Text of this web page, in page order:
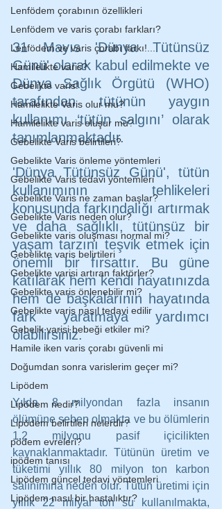
Lenfödem çorabının özellikleri
Lenfödem ve varis çorabı farkları?
Lenfödem ve varis çorabı farkı!...
Hamilelikte varis?
Gebelikte varis!
Hamilelikte Varis olur mu?
Hamilelikte varis oluşur mu?
Gebelikte Varis belirtileri?
Gebelikte Varis önleme yöntemleri
Gebelikte Varis tedavi yöntemleri
Gebelikte Varis ne zaman başlar?
Gebelikte Varis neden olur?
Gebelikte varis oluşması normal mi?
Gebelikte varis belirtileri
Gebelikte varisi artıran faktörler?
Gebelikte varis önlenebilir mi?
Gebelikte varis nasıl tedavi edilir
Gebelik varisi bebeği etkiler mi?
Hamile iken varis çorabı güvenli mi
Doğumdan sonra varislerim geçer mi?
Lipödem
Lipödem nedir?
Lipödem belirtileri nelerdir?
pödem evreleri?
ipödem tanısı
Lipödem güncel tedavi yöntemleri
Lipödem nasıl bir hastalıktır?
31 Mayıs 'Dünya Tütünsüz
Günü' olarak kabul edilmekte ve
Dünya Sağlık Örgütü (WHO)
tarafından tütünün yaygın
kullanımı ‘tütün salgını’ olarak
tanımlanmaktadır.
'Dünya Tütünsüz Günü', tütün
kullanımının tehlikeleri
konusunda farkındalığı artırmak
ve daha sağlıklı, tütünsüz bir
yaşam tarzını teşvik etmek için
önemli bir fırsattır. Bu güne
katılarak hem kendi hayatınızda
hem de başkalarının hayatında
fark yaratmaya yardımcı
olabilirsiniz.
Yılda 8 milyondan fazla insanın
ölümüne sebep olmakta ve bu ölümlerin
1,2 milyonu pasif içicilikten
kaynaklanmaktadır. Tütünün üretim ve
tüketimi yıllık 80 milyon ton karbon
salınımına neden olur. Tütün üretimi için
yıllık 22 milyar ton su kullanılmakta,